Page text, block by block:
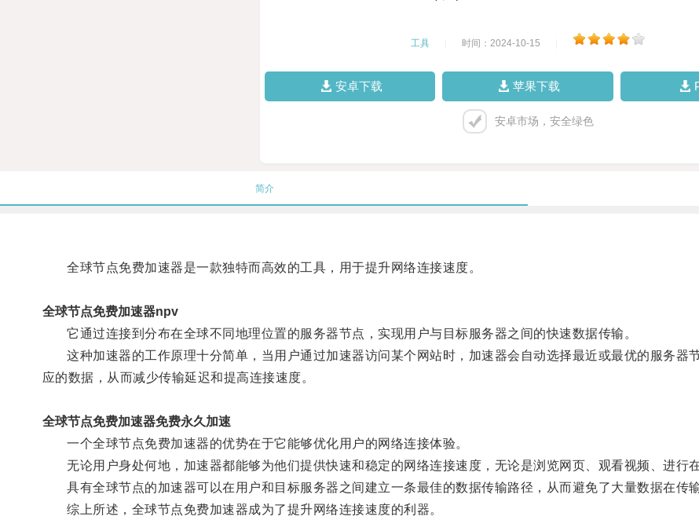
工具 时间：2024-10-15
安卓下载 苹果下载
安卓市场，安全绿色
简介
全球节点免费加速器是一款独特而高效的工具，用于提升网络连接速度。
全球节点免费加速器npv
它通过连接到分布在全球不同地理位置的服务器节点，实现用户与目标服务器之间的快速数据传输。
这种加速器的工作原理十分简单，当用户通过加速器访问某个网站时，加速器会自动选择最近或最优的服务器
应的数据，从而减少传输延迟和提高连接速度。
全球节点免费加速器免费永久加速
一个全球节点免费加速器的优势在于它能够优化用户的网络连接体验。
无论用户身处何地，加速器都能够为他们提供快速和稳定的网络连接速度，无论是浏览网页、观看视频、进行在
具有全球节点的加速器可以在用户和目标服务器之间建立一条最佳的数据传输路径，从而避免了大量数据在传
综上所述，全球节点免费加速器成为了提升网络连接速度的利器。